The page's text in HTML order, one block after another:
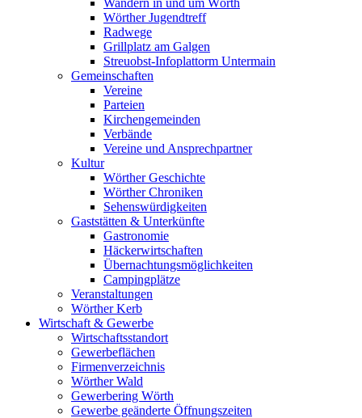
Wandern in und um Wörth
Wörther Jugendtreff
Radwege
Grillplatz am Galgen
Streuobst-Infoplattorm Untermain
Gemeinschaften
Vereine
Parteien
Kirchengemeinden
Verbände
Vereine und Ansprechpartner
Kultur
Wörther Geschichte
Wörther Chroniken
Sehenswürdigkeiten
Gaststätten & Unterkünfte
Gastronomie
Häckerwirtschaften
Übernachtungsmöglichkeiten
Campingplätze
Veranstaltungen
Wörther Kerb
Wirtschaft & Gewerbe
Wirtschaftsstandort
Gewerbeflächen
Firmenverzeichnis
Wörther Wald
Gewerbering Wörth
Gewerbe geänderte Öffnungszeiten